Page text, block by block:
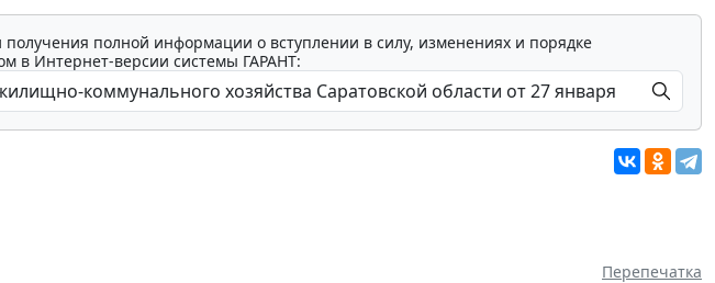
получения полной информации о вступлении в силу, изменениях и порядке
в Интернет-версии системы ГАРАНТ:
Перепечатка